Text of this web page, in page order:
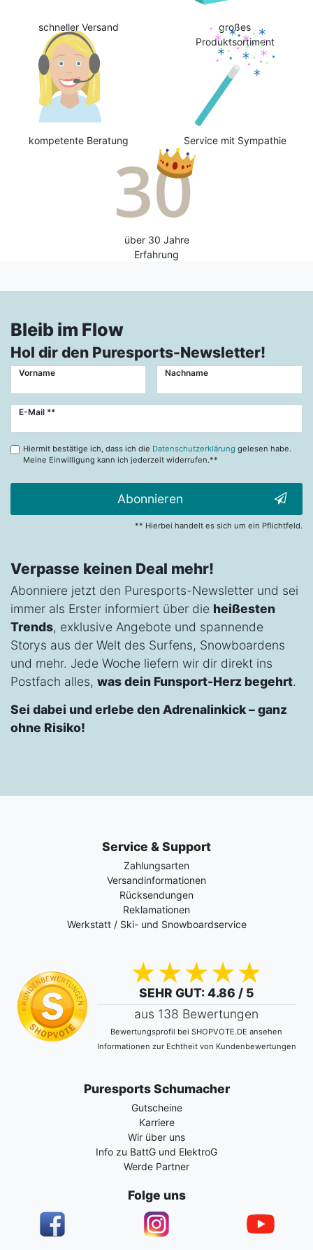
schneller Versand
großes
Produktsortiment
kompetente Beratung Service mit Sympathie
über 30 Jahre
Erfahrung
Bleib im Flow
Hol dir den Puresports-Newsletter!
Vorname Nachname
E-Mail **
Newsletter
Hiermit bestätige ich, dass ich die Datenschutzerklärung gelesen habe.
Meine Einwilligung kann ich jederzeit widerrufen.**
Abonnieren
** Hierbei handelt es sich um ein Pflichtfeld.
Verpasse keinen Deal mehr!
Abonniere jetzt den Puresports-Newsletter und sei
immer als Erster informiert über die heißesten
Trends, exklusive Angebote und spannende
Storys aus der Welt des Surfens, Snowboardens
und mehr. Jede Woche liefern wir dir direkt ins
Postfach alles, was dein Funsport-Herz begehrt.
Sei dabei und erlebe den Adrenalinkick – ganz
ohne Risiko!
Service & Support
Zahlungsarten
Versandinformationen
Rücksendungen
Reklamationen
Werkstatt / Ski- und Snowboardservice
SEHR GUT: 4.86 / 5
aus 138 Bewertungen
Bewertungsprofil bei SHOPVOTE.DE ansehen
Informationen zur Echtheit von Kundenbewertungen
Puresports Schumacher
Gutscheine
Karriere
Wir über uns
Info zu BattG und ElektroG
Werde Partner
Folge uns